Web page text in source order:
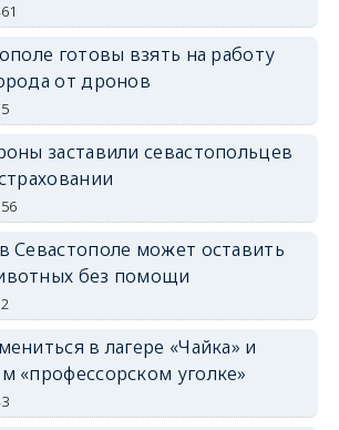
готовы взять на работу
от дронов
заставили севастопольцев
Севастополе может оставить
без помощи
в лагере «Чайка» и
«профессорском уголке»